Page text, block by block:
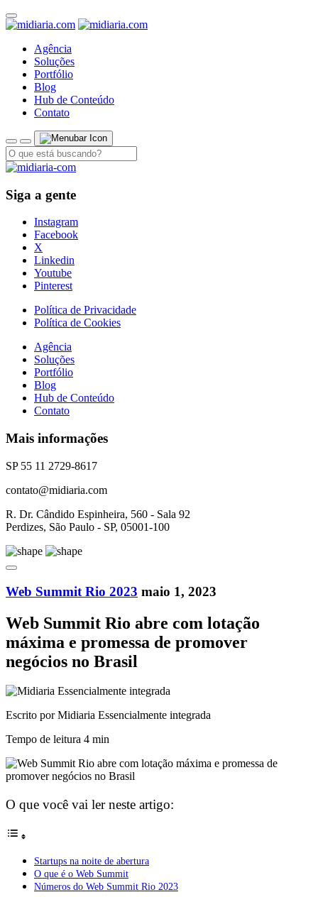
Agência
Soluções
Portfólio
Blog
Hub de Conteúdo
Contato
Siga a gente
Instagram
Facebook
X
Linkedin
Youtube
Pinterest
Política de Privacidade
Política de Cookies
Agência
Soluções
Portfólio
Blog
Hub de Conteúdo
Contato
Mais informações
SP 55 11 2729-8617
contato@midiaria.com
R. Dr. Cândido Espinheira, 560 - Sala 92
Perdizes, São Paulo - SP, 05001-100
Web Summit Rio 2023 maio 1, 2023
Web Summit Rio abre com lotação
máxima e promessa de promover
negócios no Brasil
Escrito por Midiaria Essencialmente integrada
Tempo de leitura 4 min
O que você vai ler neste artigo:
Startups na noite de abertura
O que é o Web Summit
Números do Web Summit Rio 2023